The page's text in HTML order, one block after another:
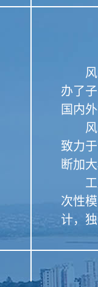
风帕
办了
国内
风帕
致力
断加
工厂
次性
计，